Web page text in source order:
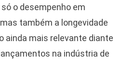
o desempenho em
também a longevidade
ainda mais relevante diante
na indústria de